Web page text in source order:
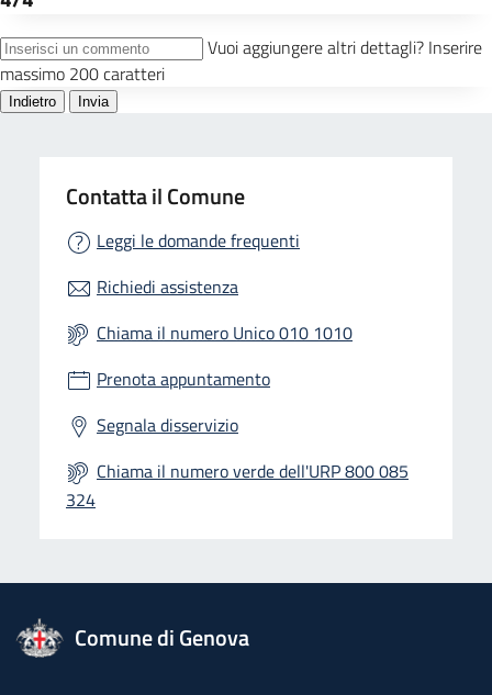
Contatta il Comune
Leggi le domande frequenti
Richiedi assistenza
Chiama il numero Unico 010 1010
Prenota appuntamento
Segnala disservizio
Chiama il numero verde dell'URP 800 085
324
logo Unione Europea
Comune di Genova